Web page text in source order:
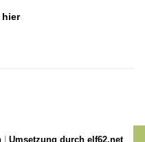
hier
Umsetzung durch elf62.net